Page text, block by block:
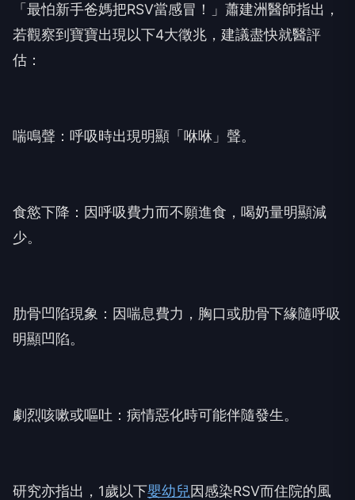
「最怕新手爸媽把RSV當感冒！」蕭建洲醫師指出，
若觀察到寶寶出現以下4大徵兆，建議盡快就醫評
估：
喘鳴聲：呼吸時出現明顯「咻咻」聲。
食慾下降：因呼吸費力而不願進食，喝奶量明顯減
少。
肋骨凹陷現象：因喘息費力，胸口或肋骨下緣隨呼吸
明顯凹陷。
劇烈咳嗽或嘔吐：病情惡化時可能伴隨發生。
研究亦指出，1歲以下嬰幼兒因感染RSV而住院的風